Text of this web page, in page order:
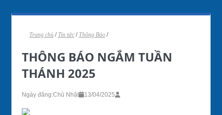
Trang chủ / Tin tức / Thông Báo /
THÔNG BÁO NGẮM TUẦN
THÁNH 2025
Ngày đăng:Chủ Nhật 13/04/2025